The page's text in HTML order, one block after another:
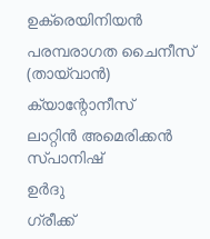
ഉക്രെയിനിയൻ
പരമ്പരാഗത ചൈനീസ്
(തായ്‌വാൻ)
ക്യാന്റോനീസ്
ലാറ്റിൻ അമെരിക്കൻ
സ്പാനിഷ്
ഉർദു
ഗ്രീക്ക്